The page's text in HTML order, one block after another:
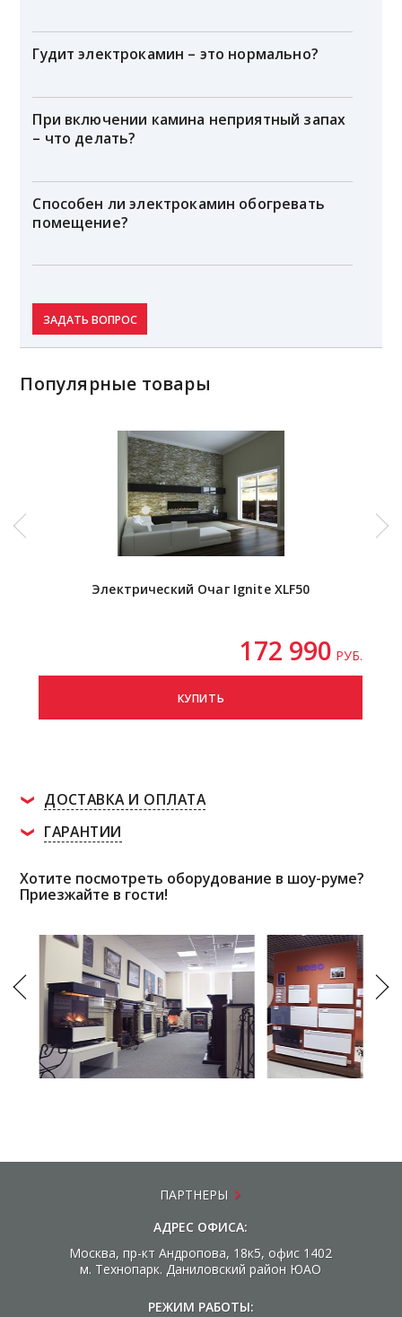
Гудит электрокамин – это нормально?
При включении камина неприятный запах
– что делать?
Способен ли электрокамин обогревать
помещение?
ЗАДАТЬ ВОПРОС
Популярные товары
Электрический Очаг Ignite XLF50
172 990 РУБ.
КУПИТЬ
ДОСТАВКА И ОПЛАТА
ГАРАНТИИ
Хотите посмотреть оборудование в шоу-руме?
Приезжайте в гости!
ПАРТНЕРЫ
АДРЕС ОФИСА:
Москва, пр-кт Андропова, 18к5, офис 1402
м. Технопарк. Даниловский район ЮАО
РЕЖИМ РАБОТЫ: